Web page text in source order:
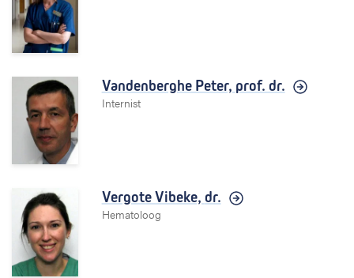
Vandenberghe Peter, prof. dr.
Internist
Vergote Vibeke, dr.
Hematoloog